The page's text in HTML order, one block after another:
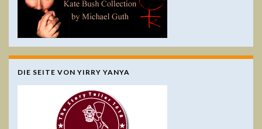
DIE SEITE VON YIRRY YANYA